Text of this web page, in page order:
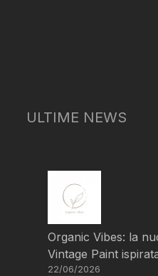
ULTIME NEWS
Organic Vibes: la
Vintage Paint
22/06/2026